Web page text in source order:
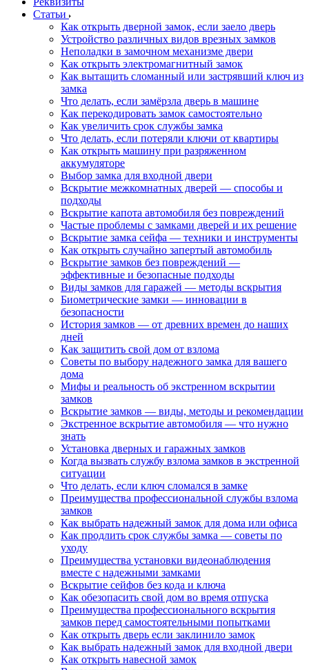
Статьи
Как открыть дверной замок, если заело дверь
Устройство различных видов врезных замков
Неполадки в замочном механизме двери
Как открыть электромагнитный замок
Как вытащить сломанный или застрявший ключ из
замка
Что делать, если замёрзла дверь в машине
Как перекодировать замок самостоятельно
Как увеличить срок службы замка
Что делать, если потеряли ключи от квартиры
Как открыть машину при разряженном
аккумуляторе
Выбор замка для входной двери
Вскрытие межкомнатных дверей — способы и
подходы
Вскрытие капота автомобиля без повреждений
Частые проблемы с замками дверей и их решение
Вскрытие замка сейфа — техники и инструменты
Как открыть случайно запертый автомобиль
Вскрытие замков без повреждений —
эффективные и безопасные подходы
Виды замков для гаражей — методы вскрытия
Биометрические замки — инновации в
безопасности
История замков — от древних времен до наших
дней
Как защитить свой дом от взлома
Советы по выбору надежного замка для вашего
дома
Мифы и реальность об экстренном вскрытии
замков
Вскрытие замков — виды, методы и рекомендации
Экстренное вскрытие автомобиля — что нужно
знать
Установка дверных и гаражных замков
Когда вызвать службу взлома замков в экстренной
ситуации
Что делать, если ключ сломался в замке
Преимущества профессиональной службы взлома
замков
Как выбрать надежный замок для дома или офиса
Как продлить срок службы замка — советы по
уходу
Преимущества установки видеонаблюдения
вместе с надежными замками
Вскрытие сейфов без кода и ключа
Как обезопасить свой дом во время отпуска
Преимущества профессионального вскрытия
замков перед самостоятельными попытками
Как открыть дверь если заклинило замок
Как выбрать надежный замок для входной двери
Как открыть навесной замок